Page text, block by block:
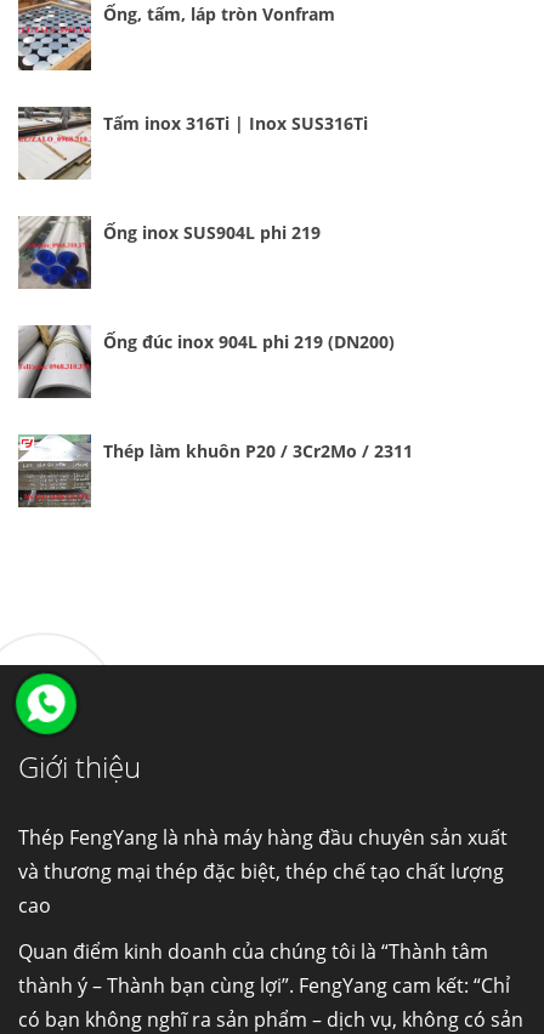
Ống, tấm, láp tròn Vonfram
Tấm inox 316Ti | Inox SUS316Ti
Ống inox SUS904L phi 219
Ống đúc inox 904L phi 219 (DN200)
Thép làm khuôn P20 / 3Cr2Mo / 2311
Giới thiệu
Thép FengYang là nhà máy hàng đầu chuyên sản xuất
và thương mại thép đặc biệt, thép chế tạo chất lượng
cao
Quan điểm kinh doanh của chúng tôi là “Thành tâm
thành ý – Thành bạn cùng lợi”. FengYang cam kết: “Chỉ
có bạn không nghĩ ra sản phẩm – dịch vụ, không có sản
Ống đúc kéo nguội là gì? Ống...
Fengyang là một trong những nhà
máy...